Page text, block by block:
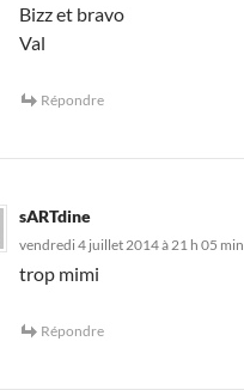
Bizz et bravo
Val
Répondre
sARTdine
vendredi 4 juillet 2014 à 21 h 05 min
trop mimi
Répondre